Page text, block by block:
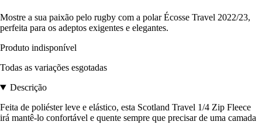
Mostre a sua paixão pelo rugby com a polar Écosse Travel 2022/23,
perfeita para os adeptos exigentes e elegantes.
Produto indisponível
Todas as variações esgotadas
Descrição
Feita de poliéster leve e elástico, esta Scotland Travel 1/4 Zip Fleece
irá mantê-lo confortável e quente sempre que precisar de uma camada